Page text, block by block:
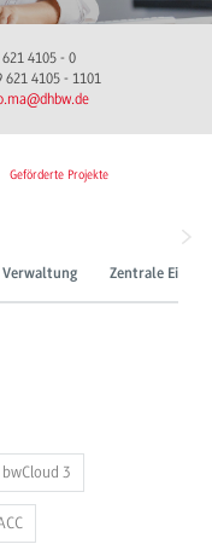
4105 - 0
621 4105 - 1101
@dhbw.de
Geförderte Projekte
Verwaltung Zentrale
bwCloud 3